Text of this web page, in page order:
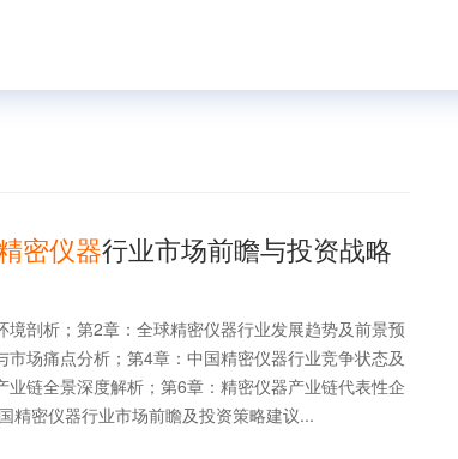
密仪器行业市场前瞻与投资战略
剖析；第2章：全球精密仪器行业发展趋势及前景预
场痛点分析；第4章：中国精密仪器行业竞争状态及
链全景深度解析；第6章：精密仪器产业链代表性企
精密仪器行业市场前瞻及投资策略建议...